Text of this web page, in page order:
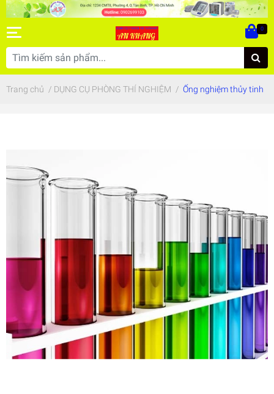
0
Trang chủ / DỤNG CỤ PHÒNG THÍ NGHIỆM / Ống nghiệm thủy tinh